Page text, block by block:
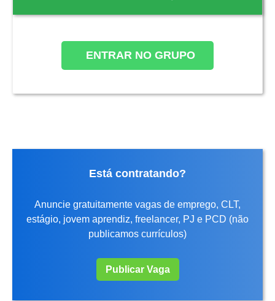
ENTRAR NO GRUPO
Está contratando?
Anuncie gratuitamente vagas de emprego, CLT,
estágio, jovem aprendiz, freelancer, PJ e PCD (não
publicamos currículos)
Publicar Vaga